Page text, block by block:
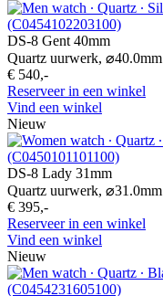
DS-8 Gent 40mm
Quartz uurwerk, ⌀40.0mm
€ 540,-
Reserveer in een winkel
Vind een winkel
Nieuw
DS-8 Lady 31mm
Quartz uurwerk, ⌀31.0mm
€ 395,-
Reserveer in een winkel
Vind een winkel
Nieuw